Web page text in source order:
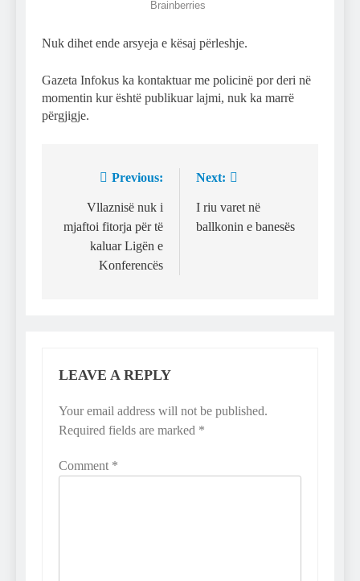
Nuk dihet ende arsyeja e kësaj përleshje.
Gazeta Infokus ka kontaktuar me policinë por deri në
momentin kur është publikuar lajmi, nuk ka marrë
përgjigje.
navigation
Previous:
Vllaznisë nuk i
mjaftoi fitorja për të
kaluar Ligën e
Konferencës
Next:
I riu varet në
ballkonin e banesës
LEAVE A REPLY
Your email address will not be published.
Required fields are marked *
Comment *